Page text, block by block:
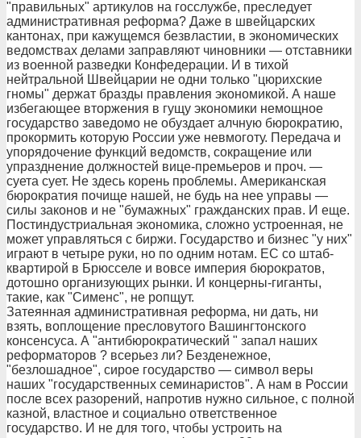
"правильных" артикулов на госслужбе, преследует
административная реформа? Даже в швейцарских
кантонах, при кажущемся безвластии, в экономических
ведомствах делами заправляют чиновники — отставники
из военной разведки Конфедерации. И в тихой
нейтральной Швейцарии не одни только "цюрихские
гномы" держат бразды правления экономикой. А наше
избегающее вторжения в гущу экономики немощное
государство заведомо не обуздает алчную бюрократию,
прокормить которую России уже невмоготу. Передача и
упорядочение функций ведомств, сокращение или
упразднение должностей вице-премьеров и проч. —
суета сует. Не здесь корень проблемы. Американская
бюрократия почище нашей, не будь на нее управы —
силы законов и не "бумажных" гражданских прав. И еще.
Постиндустриальная экономика, сложно устроенная, не
может управляться с биржи. Государство и бизнес "у них"
играют в четыре руки, но по одним нотам. ЕС со штаб-
квартирой в Брюсселе и вовсе империя бюрократов,
дотошно организующих рынки. И концерны-гиганты,
такие, как "Сименс", не ропщут.
Затеянная административная реформа, ни дать, ни
взять, воплощение пресловутого Вашингтонского
консенсуса. А "антибюрократический " запал наших
реформаторов ? всерьез ли? Безденежное,
"безлошадное", сирое государство — символ веры
наших "государственных семинаристов". А нам в России
после всех разорений, напротив нужно сильное, с полной
казной, властное и социально ответственное
государство. И не для того, чтобы устроить на